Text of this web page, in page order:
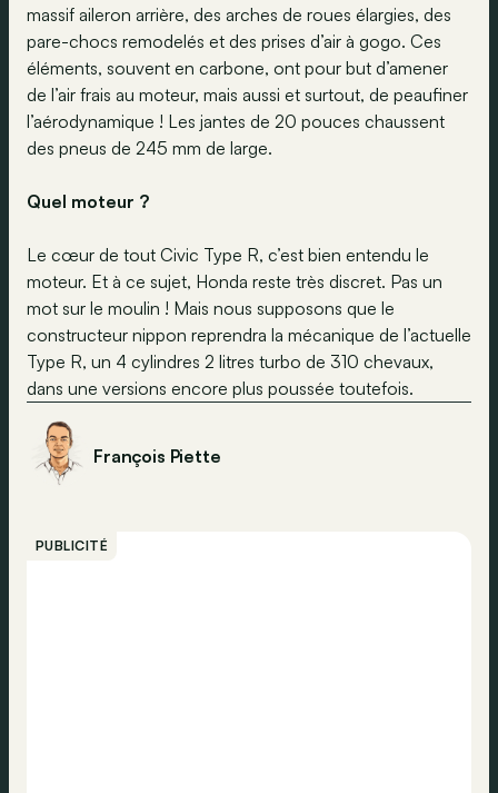
massif aileron arrière, des arches de roues élargies, des
pare-chocs remodelés et des prises d’air à gogo. Ces
éléments, souvent en carbone, ont pour but d’amener
de l’air frais au moteur, mais aussi et surtout, de peaufiner
l’aérodynamique ! Les jantes de 20 pouces chaussent
des pneus de 245 mm de large.
Quel moteur ?
Le cœur de tout Civic Type R, c’est bien entendu le
moteur. Et à ce sujet, Honda reste très discret. Pas un
mot sur le moulin ! Mais nous supposons que le
constructeur nippon reprendra la mécanique de l’actuelle
Type R, un 4 cylindres 2 litres turbo de 310 chevaux,
dans une versions encore plus poussée toutefois.
François Piette
PUBLICITÉ